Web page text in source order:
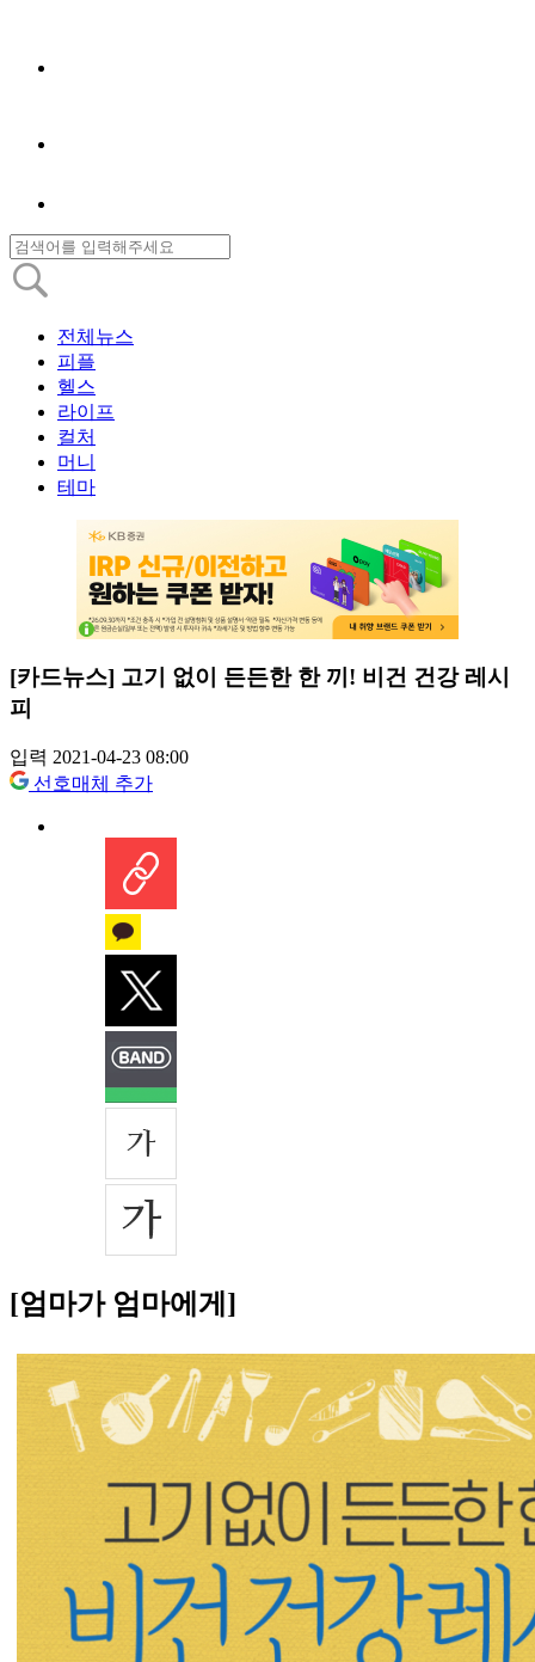
전체뉴스
피플
헬스
라이프
컬처
머니
테마
[카드뉴스] 고기 없이 든든한 한 끼! 비건 건강 레시
피
입력 2021-04-23 08:00
선호매체 추가
[엄마가 엄마에게]